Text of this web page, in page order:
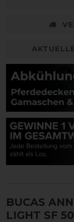
BUCAS
LIGHT SF